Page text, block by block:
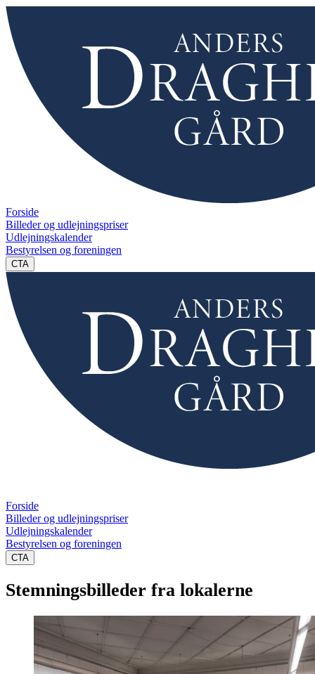
Forside
Billeder og udlejningspriser
Udlejningskalender
Bestyrelsen og foreningen
CTA
Forside
Billeder og udlejningspriser
Udlejningskalender
Bestyrelsen og foreningen
CTA
Stemningsbilleder fra lokalerne